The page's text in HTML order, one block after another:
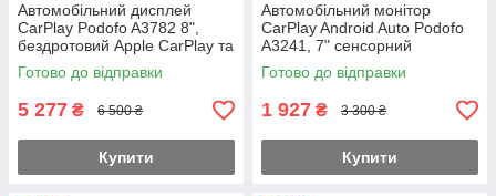
Автомобільний дисплей
CarPlay Podofo A3782 8",
бездротовий Apple CarPlay та
Android Auto, монітор з
відеореєстратором, для
Готово до відправки
5 277 ₴ 6 500 ₴
Купити
Автомобільний монітор
CarPlay Android Auto Podofo
A3241, 7" сенсорний
дисплей, Bluetooth, FM,
підтримка камери заднього
Готово до відправки
1 927 ₴ 3 300 ₴
Купити